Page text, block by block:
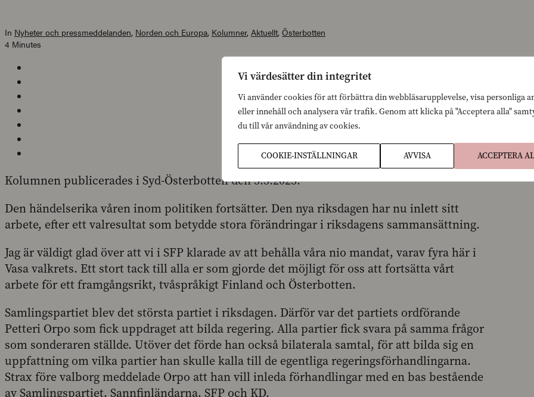
Vi värdesätter din integritet
Vi använder cookies för att förbättra din webbläsarupplevelse, visa personliga
eller innehåll och analysera vår trafik. Genom att klicka på "Acceptera alla"
du till vår användning av cookies.
COOKIE-INSTÄLLNINGAR AVVISA ACCEPTERA
In Nyheter och pressmeddelanden, Norden och Europa, Kolumner, Aktuellt, Österbotten
4 Minutes
Kolumnen publicerades i Syd-Österbotten den 5.5.2023.
Den händelserika våren inom politiken fortsätter. Den nya riksdagen har nu inlett sitt
arbete, efter ett valresultat som betydde stora förändringar i riksdagens sammansättning.
Jag är väldigt glad över att vi i SFP klarade av att behålla våra nio mandat, varav fyra här i
Vasa valkrets. Ett stort tack till alla er som gjorde det möjligt för oss att fortsätta vårt
arbete för ett framgångsrikt, tvåspråkigt Finland och Österbotten.
Samlingspartiet blev det största partiet i riksdagen. Därför var det partiets ordförande
Petteri Orpo som fick uppdraget att bilda regering. Alla partier fick svara på samma frågor
som sonderaren ställde. Utöver det förde han också bilaterala samtal, för att bilda sig en
uppfattning om vilka partier han skulle kalla till de egentliga regeringsförhandlingarna.
Strax före valborg meddelade Orpo att han vill inleda förhandlingar med en bas bestående
av Samlingspartiet, Sannfinländarna, SFP och KD.